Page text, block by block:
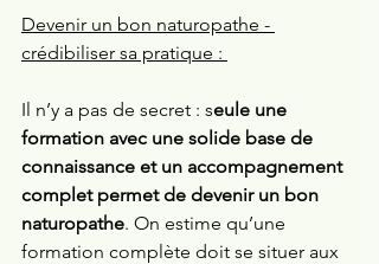
Devenir un bon naturopathe -
crédibiliser sa pratique :
Il n’y a pas de secret : seule une
formation avec une solide base de
connaissance et un accompagnement
complet permet de devenir un bon
naturopathe. On estime qu’une
formation complète doit se situer aux